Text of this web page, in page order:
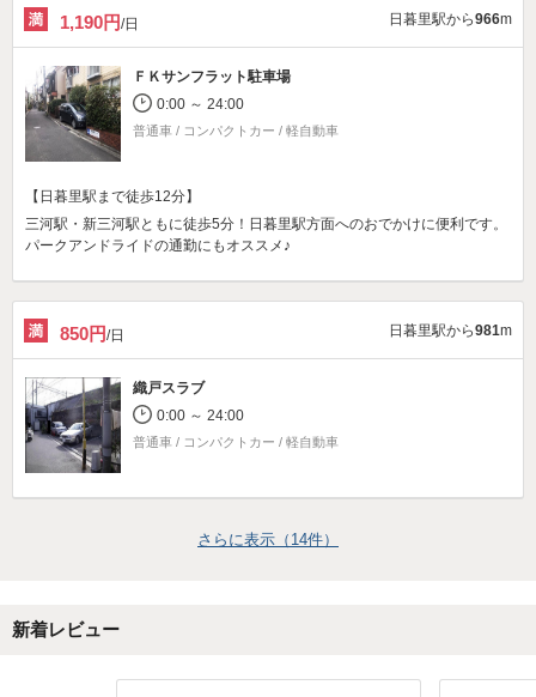
1,190円/日 日暮里駅から966m
ＦＫサンフラット駐車場
0:00 ～ 24:00
普通車 / コンパクトカー / 軽自動車
【日暮里駅まで徒歩12分】
三河駅・新三河駅ともに徒歩5分！日暮里駅方面へのおでかけに便利です。
パークアンドライドの通勤にもオススメ♪
850円/日 日暮里駅から981m
織戸スラブ
0:00 ～ 24:00
普通車 / コンパクトカー / 軽自動車
さらに表示（ 14件）
新着レビュー